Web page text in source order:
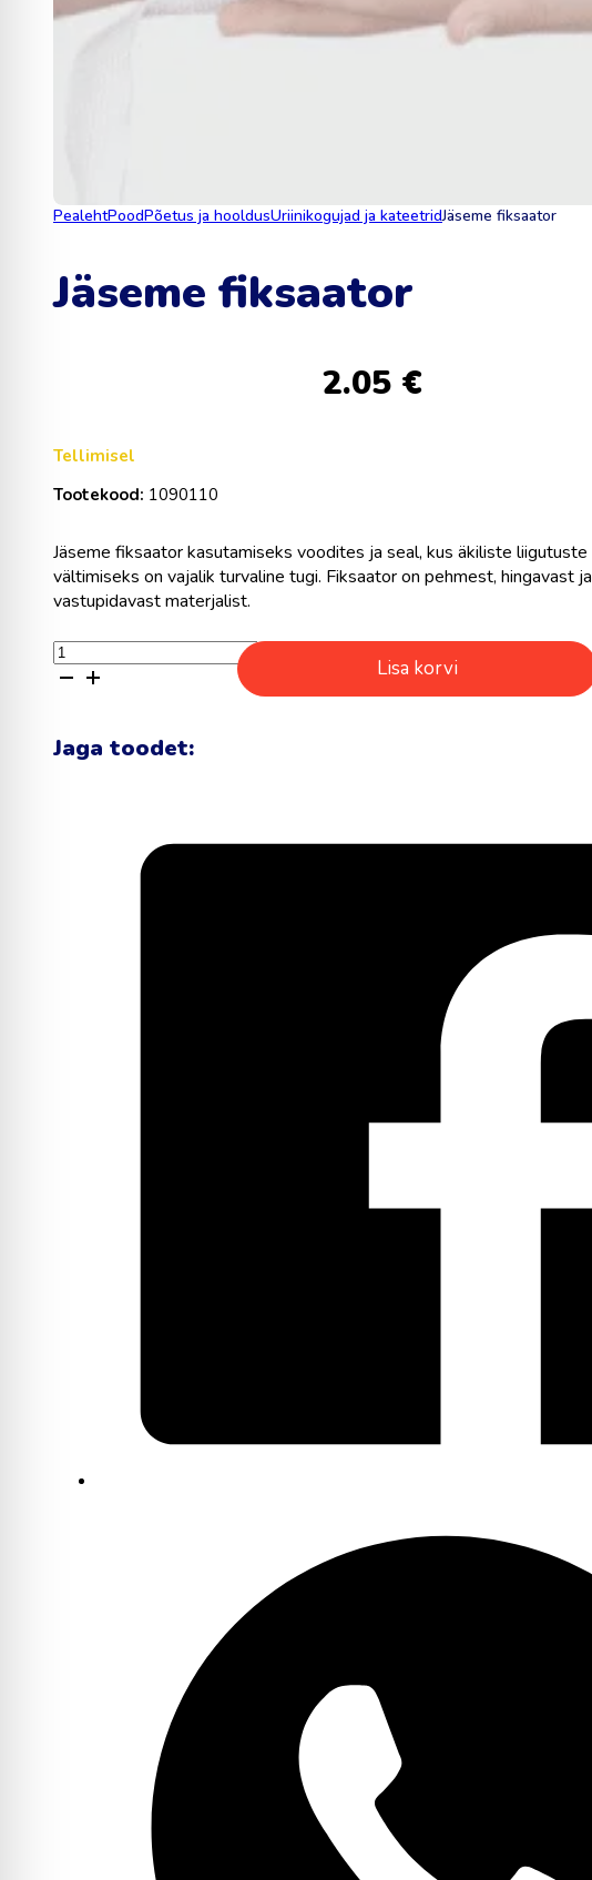
PealehtPoodPõetus ja hooldusUriinikogujad ja kateetridJäseme fiksaator
Jäseme fiksaator
2.05 €
Tellimisel
Tootekood: 1090110
Jäseme fiksaator kasutamiseks voodites ja seal, kus äkiliste liigutuste
vältimiseks on vajalik turvaline tugi. Fiksaator on pehmest, hingavast ja
vastupidavast materjalist.
Jäseme
fiksaator
Lisa korvi
Jaga toodet: